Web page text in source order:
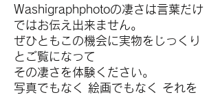
Washigraphphotoの凄さは言葉だけ
ではお伝え出来ません。
ぜひともこの機会に実物をじっくり
とご覧になって
その凄さを体験ください。
写真でもなく 絵画でもなく それを